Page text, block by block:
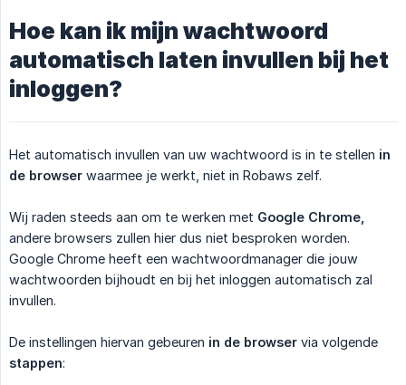
Hoe kan ik mijn wachtwoord
automatisch laten invullen bij het
inloggen?
Het automatisch invullen van uw wachtwoord is in te stellen in
de browser waarmee je werkt, niet in Robaws zelf.
Wij raden steeds aan om te werken met Google Chrome,
andere browsers zullen hier dus niet besproken worden.
Google Chrome heeft een wachtwoordmanager die jouw
wachtwoorden bijhoudt en bij het inloggen automatisch zal
invullen.
De instellingen hiervan gebeuren in de browser via volgende
stappen: